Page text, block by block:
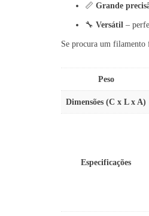
📏 Grande
🔧 Versátil –
Se procura um
Peso
Dimensões (C x L x A)
Especificações